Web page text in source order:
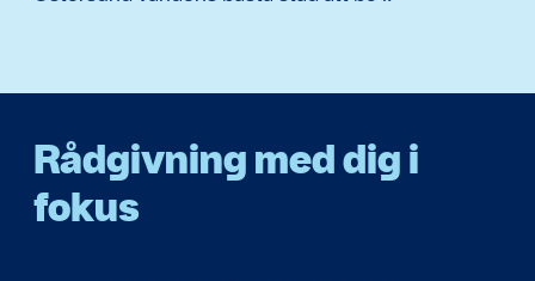
Rådgivning med dig i
fokus